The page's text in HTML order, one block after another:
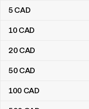
5 CAD
10 CAD
20 CAD
50 CAD
100 CAD